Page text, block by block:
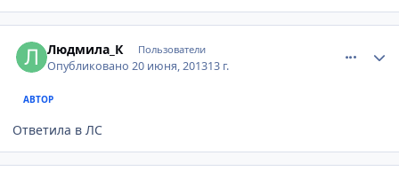
Людмила_К Пользователи
Опубликовано20 июня, 201313 г.
АВТОР
Ответила в ЛС